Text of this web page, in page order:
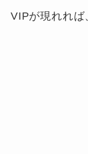
VIPが現れれば